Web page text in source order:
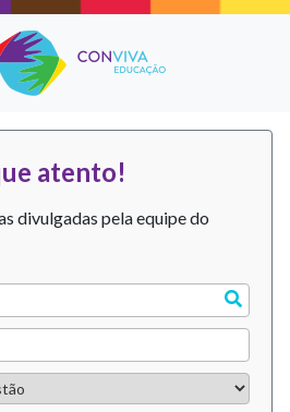
atento!
divulgadas pela equipe do